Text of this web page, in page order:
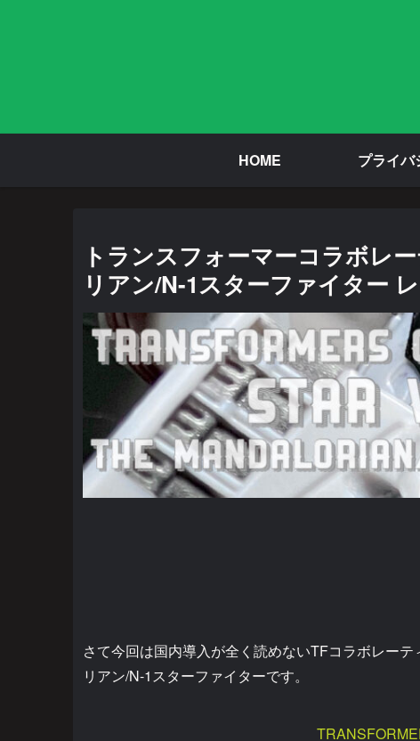
HOME プライバ
トランスフォーマーコラボレ
リアン/N-1スターファイター
さて今回は国内導入が全く読めないTFコラボレー
リアン/N-1スターファイターです。